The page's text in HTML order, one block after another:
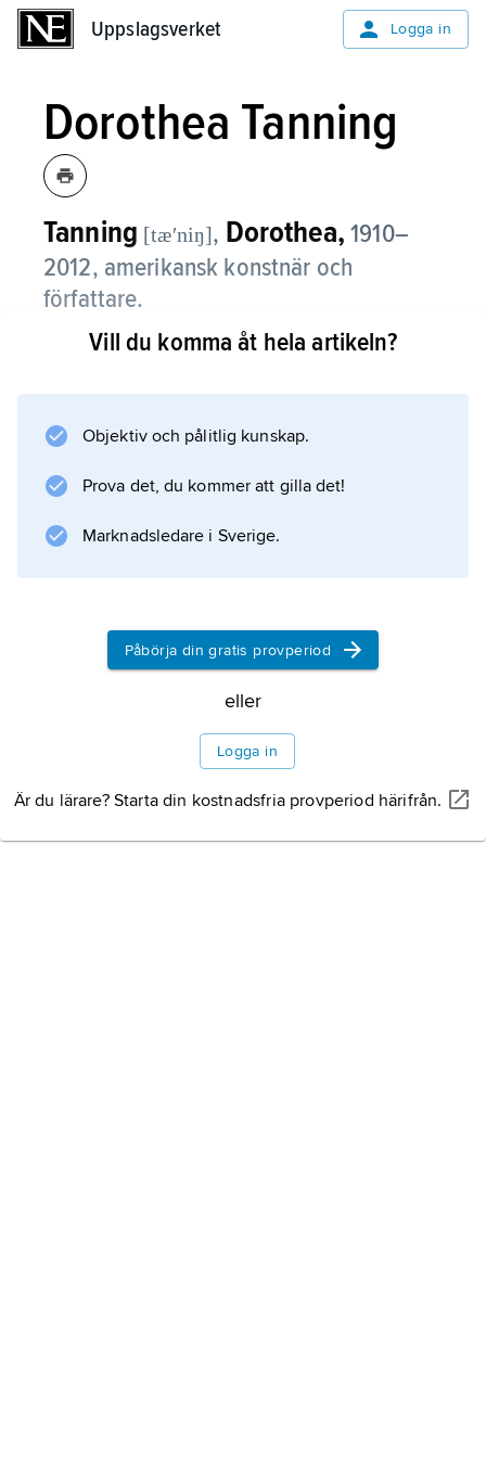
Uppslagsverket Logga in
Dorothea Tanning
Tanning [tæʹniŋ], Dorothea, 1910–
2012, amerikansk konstnär och
författare.
Dorothea Tanning växte upp som barn till
reklamtecknare medan hon på egen hand
konstriktningar.
Litteraturanvisning
Information om artikeln
Vill du komma åt hela artikeln?
Objektiv och pålitlig kunskap.
Prova det, du kommer att gilla det!
Marknadsledare i Sverige.
Påbörja din gratis provperiod
eller
Logga in
Är du lärare? Starta din kostnadsfria provperiod härifrån.